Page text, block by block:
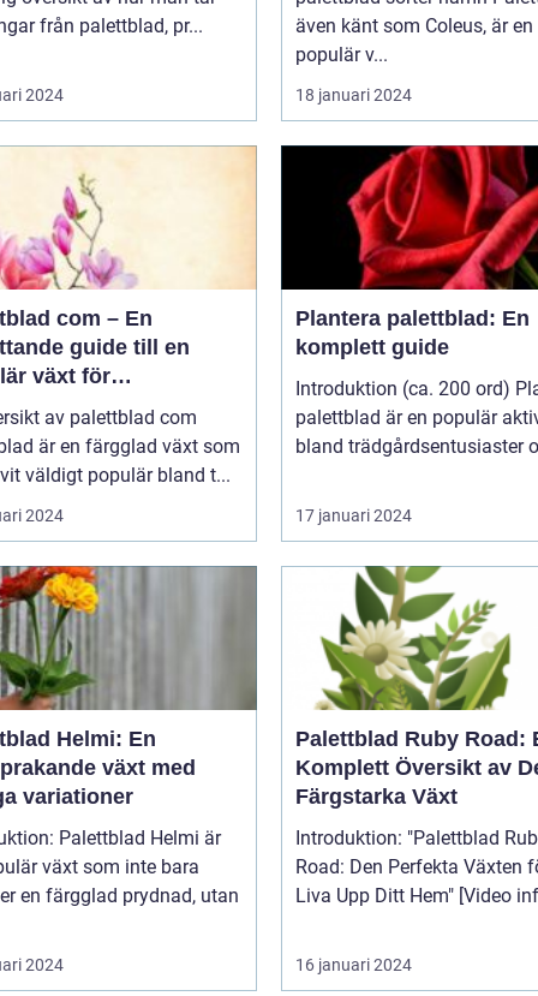
från palettblad, pr...
2024
även känt som Coleus, är en
populär v...
18 januari 2024
com – En
guide till en
växt för
av palettblad com
är en färgglad växt som
väldigt populär bland t...
2024
Plantera palettblad: En
komplett guide
Introduktion (ca. 200 ord)
palettblad är en populär
bland trädgårdsentusiaster
17 januari 2024
Helmi: En
växt med
variationer
Palettblad Helmi är
växt som inte bara
en färgglad prydnad, utan
2024
Palettblad Ruby Road:
Komplett Översikt av
Färgstarka Växt
Introduktion: "Palettblad Ruby
Road: Den Perfekta Växten
Liva Upp Ditt Hem"
16 januari 2024